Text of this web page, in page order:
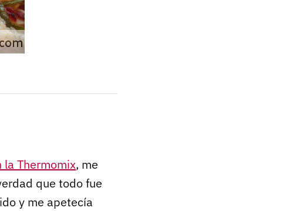
la Thermomix, me
que todo fue
y me apetecía